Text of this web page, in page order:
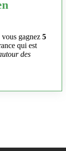
gagnez 5
qui est
des